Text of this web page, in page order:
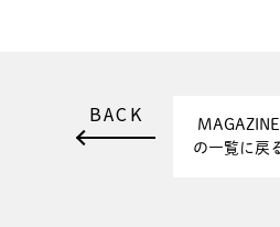
BACK
MAGAZINE
の一覧に戻